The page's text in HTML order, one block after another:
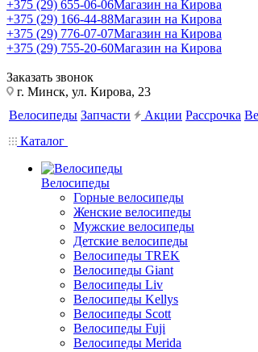
+375 (29) 655-06-06Магазин на Кирова
+375 (29) 166-44-88Магазин на Кирова
+375 (29) 776-07-07Магазин на Кирова
+375 (29) 755-20-60Магазин на Кирова
Заказать звонок
г. Минск, ул. Кирова, 23
Велосипеды Запчасти Акции Рассрочка
Каталог
Велосипеды
Горные велосипеды
Женские велосипеды
Мужские велосипеды
Детские велосипеды
Велосипеды TREK
Велосипеды Giant
Велосипеды Liv
Велосипеды Kellys
Велосипеды Scott
Велосипеды Fuji
Велосипеды Merida